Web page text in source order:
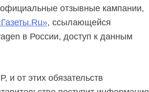
отзывные кампании,
, ссылающейся
в России, доступ к данным
и от этих обязательств